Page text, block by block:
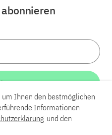
YouTube
Ihnen den bestmöglichen
Informationen
und den